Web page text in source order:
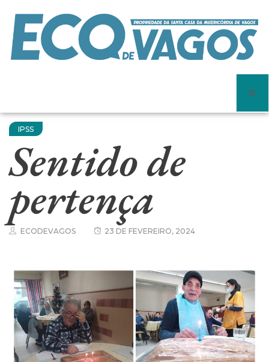
IPSS
Sentido de
pertença
ECODEVAGOS 23 DE FEVEREIRO, 2024